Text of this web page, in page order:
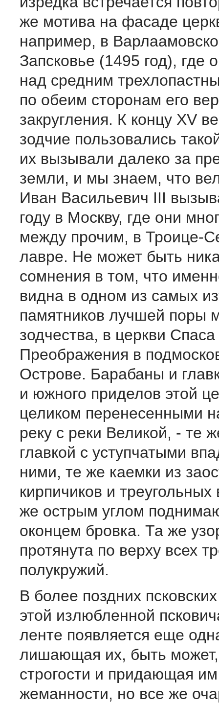
же мотива на фасаде
например, в
Запсковье (1495 год), где
над средним
по обеим сторонам его
закругления. К концу XV
зодчие пользовались
их вызывали далеко за
земли, и мы знаем, что
Иван Васильевич III
году в Москву, где они
между прочим, в Троице-
лавре. Не может быть
сомнения в том, что
видна в одном из самых
памятников лучшей поры
зодчества, в церкви Спаса
Преображения в
Острове. Барабаны и
и южного приделов этой
целиком перенесенными
реку с реки Великой, - те
главкой с уступчатыми
ними, те же каемки из
кирпичиков и треугольных
же острым углом
оконцем бровка. Та же
протянута по верху всех
полукружий.
В более поздних
этой излюбленной
ленте появляется еще
лишающая их, быть
строгости и придающая
жеманности, но все же